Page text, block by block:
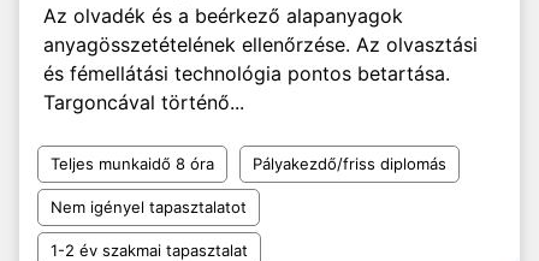
Az olvadék és a beérkező alapanyagok
anyagösszetételének ellenőrzése. Az olvasztási
és fémellátási technológia pontos betartása.
Targoncával történő...
Teljes munkaidő 8 óra Pályakezdő/friss diplomás
Nem igényel tapasztalatot
1-2 év szakmai tapasztalat